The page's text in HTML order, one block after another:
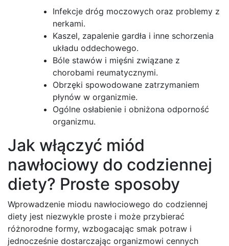
Infekcje dróg moczowych oraz problemy z
nerkami.
Kaszel, zapalenie gardła i inne schorzenia
układu oddechowego.
Bóle stawów i mięśni związane z
chorobami reumatycznymi.
Obrzęki spowodowane zatrzymaniem
płynów w organizmie.
Ogólne osłabienie i obniżona odporność
organizmu.
Jak włączyć miód
nawłociowy do codziennej
diety? Proste sposoby
Wprowadzenie miodu nawłociowego do codziennej
diety jest niezwykle proste i może przybierać
różnorodne formy, wzbogacając smak potraw i
jednocześnie dostarczając organizmowi cennych